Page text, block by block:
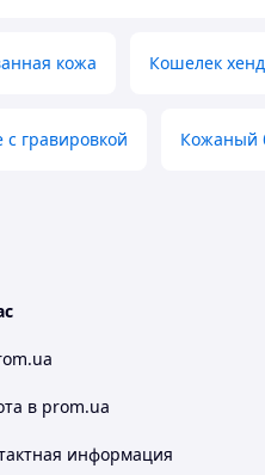
кожа Кошелек
гравировкой Кожаный
в prom.ua
информация